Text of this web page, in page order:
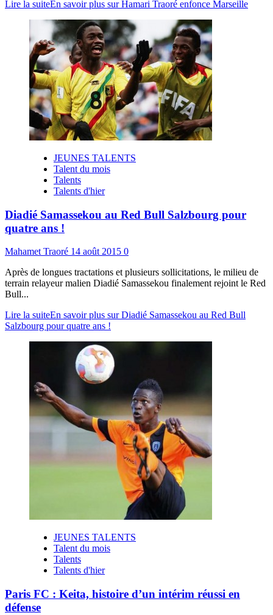
Lire la suiteEn savoir plus sur Hamari Traoré enfonce Marseille
JEUNES TALENTS
Talent du mois
Talents
Talents d'hier
Diadié Samassekou au Red Bull Salzbourg pour
quatre ans !
Mahamet Traoré 14 août 2015 0
Après de longues tractations et plusieurs sollicitations, le milieu de
terrain relayeur malien Diadié Samassekou finalement rejoint le Red
Bull...
Lire la suiteEn savoir plus sur Diadié Samassekou au Red Bull
Salzbourg pour quatre ans !
JEUNES TALENTS
Talent du mois
Talents
Talents d'hier
Paris FC : Keita, histoire d’un intérim réussi en
défense